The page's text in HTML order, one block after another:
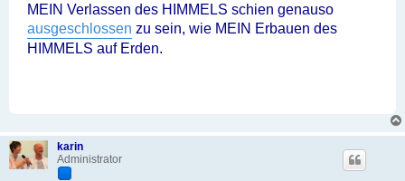
MEIN Verlassen des HIMMELS schien genauso
ausgeschlossen zu sein, wie MEIN Erbauen des
HIMMELS auf Erden.
karin
Administrator